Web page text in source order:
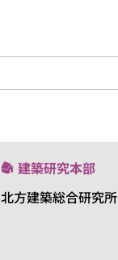
建築研究本部
北方建築総合研究所